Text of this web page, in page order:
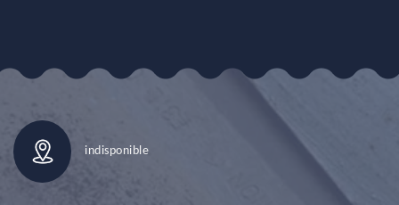
indisponible